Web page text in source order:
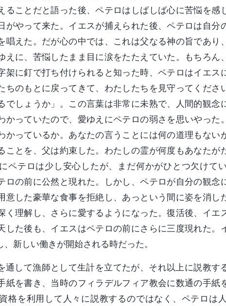
ることだと語った後、ペテロはしばしば心に苦悩を感
がやって来た。イエスが捕えられた後、ペテロは自分
唱えた。だが心の中では、これは父なる神の旨であり
えに、苦悩したまま目に涙をたたえていた。もちろん
架に釘で打ち付けられると知った時、ペテロはイエス
ちのもとに戻ってきて、わたしたちを見守ってくださ
でしょうか」。この言葉は非常に未熟で、人間的観念
かっていたので、愛ゆえにペテロの弱さを思いやった
かっているか。あなたの言うことには何の道理もない
ことを、父は約束した。わたしの霊が何度もあなたが
ペテロは少し安心したが、まだ何かがひとつ欠けて
ロの前に公然と現れた。しかし、ペテロが自分の観念
意した豪華な食事を拒絶し、あっという間に姿を消し
く理解し、さらに愛するようになった。復活後、イエ
した後も、イエスはペテロの前にさらに三度現れた。
新しい働きが開始される時だった。
して漁師として生計を立てたが、それ以上に説教す
紙を書き、当時のフィラデルフィア教会に数通の手紙
格を利用して人々に説教するのではなく、ペテロは